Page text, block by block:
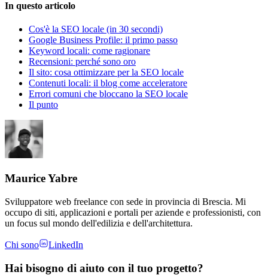
In questo articolo
Cos'è la SEO locale (in 30 secondi)
Google Business Profile: il primo passo
Keyword locali: come ragionare
Recensioni: perché sono oro
Il sito: cosa ottimizzare per la SEO locale
Contenuti locali: il blog come acceleratore
Errori comuni che bloccano la SEO locale
Il punto
Maurice Yabre
Sviluppatore web freelance con sede in provincia di Brescia. Mi
occupo di siti, applicazioni e portali per aziende e professionisti, con
un focus sul mondo dell'edilizia e dell'architettura.
Chi sono LinkedIn
Hai bisogno di aiuto con il tuo progetto?